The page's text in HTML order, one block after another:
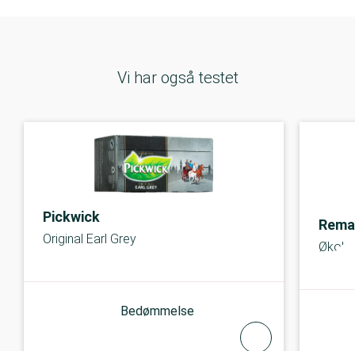
Vi har også testet
Pickwick
Original Earl Grey
Bedømmelse